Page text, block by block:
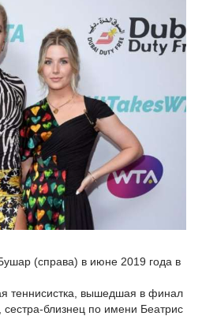
(справа) в июне 2019 года в
теннисистка, вышедшая в финал
близнец по имени Беатрис